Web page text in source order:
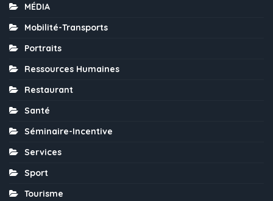
MÉDIA
Mobilité-Transports
Portraits
Ressources Humaines
Restaurant
Santé
Séminaire-Incentive
Services
Sport
Tourisme